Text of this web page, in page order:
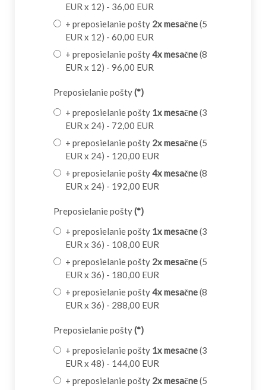
EUR x 12) - 36,00 EUR
+ preposielanie pošty 2x mesačne(5
EUR x 12) - 60,00 EUR
+ preposielanie pošty4x mesačne(8
EUR x 12) - 96,00 EUR
Preposielanie pošty(*)
+ preposielanie pošty 1x mesačne(3
EUR x 24) - 72,00 EUR
+ preposielanie pošty 2x mesačne(5
EUR x 24) - 120,00 EUR
+ preposielanie pošty4x mesačne(8
EUR x 24) - 192,00 EUR
Preposielanie pošty(*)
+ preposielanie pošty 1x mesačne(3
EUR x 36) - 108,00 EUR
+ preposielanie pošty 2x mesačne(5
EUR x 36) - 180,00 EUR
+ preposielanie pošty4x mesačne(8
EUR x 36) - 288,00 EUR
Preposielanie pošty(*)
+ preposielanie pošty 1x mesačne(3
EUR x 48) - 144,00 EUR
+ preposielanie pošty 2x mesačne(5